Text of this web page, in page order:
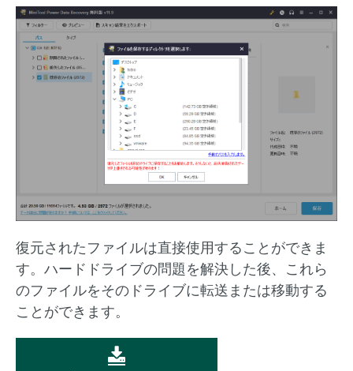
復元されたファイルは直接使用することができま
す。ハードドライブの問題を解決した後、これら
のファイルをそのドライブに転送または移動する
ことができます。